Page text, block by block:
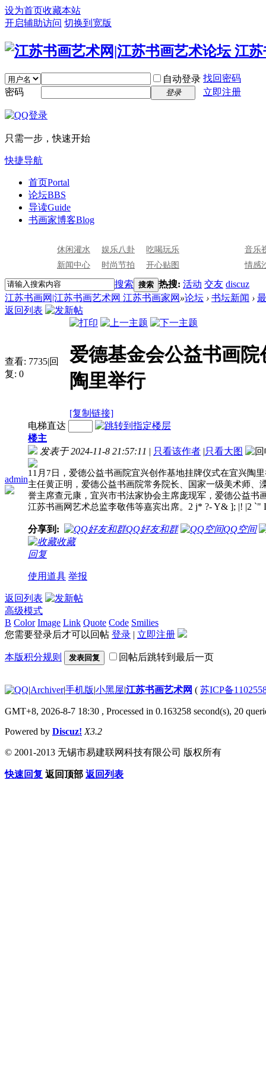
设为首页收藏本站
开启辅助访问 切换到宽版
自动登录 找回密码
密码
登录 立即注册
只需一步，快速开始
快捷导航
首页Portal
论坛BBS
导读Guide
书画家博客Blog
休闲灌水 娱乐八卦
吃喝玩乐
新闻中心
时尚节拍 开心贴图
音乐
情感
搜索 搜索 热搜: 活动 交友 discuz
江苏书画网|江苏书画艺术网 江苏书画家网 »论坛 › 书坛新闻 ›
返回列表
查看: 7735|回
复: 0
爱德基金会公益书画
陶里举行
[复制链接]
admin
电梯直达
楼主
发表于 2024-11-8 21:57:11 | 只看该作者 |只看大图
11月7日，爱德公益书画院宜兴创作基地挂牌仪式在宜兴陶
主任黄正明，爱德公益书画院常务院长、国家一级美术师
誉主席查元康，宜兴市书法家协会主席庞现军，爱德公益
江苏书画网艺术总监李敬伟等嘉宾出席。 2 j* ?- Y& ]; |! |2 `"
分享到: QQ好友和群
QQ空间
收藏
回复
使用道具 举报
返回列表
高级模式
B Color Image Link Quote Code Smilies
您需要登录后才可以回帖 登录 | 立即注册
本版积分规则 发表回复 回帖后跳转到最后一页
|Archiver|手机版|小黑屋|江苏书画艺术网 ( 苏ICP备
GMT+8, 2026-8-7 18:30 , Processed in 0.163258 second(s), 20
Powered by Discuz! X3.2
© 2001-2013 无锡市易建联网科技有限公司 版权所有
快速回复 返回顶部 返回列表